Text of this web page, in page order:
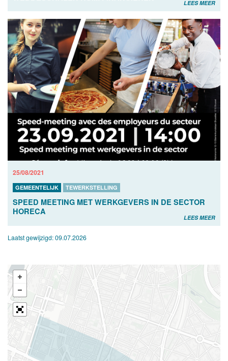
LEES MEER
25/08/2021
GEMEENTELIJK TEWERKSTELLING
SPEED MEETING MET WERKGEVERS IN DE SECTOR
HORECA
LEES MEER
Laatst gewijzigd:09.07.2026